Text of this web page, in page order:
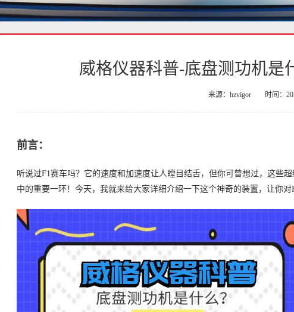
威格仪器科普-底盘测功机是
来源：hzvigor 时间：
前言：
听说过F1赛车吗？它的速度和加速度让人瞠目结舌，但你可曾想过，这些
中的重要一环！今天，我就来给大家详细介绍一下这个神奇的装置，让你对